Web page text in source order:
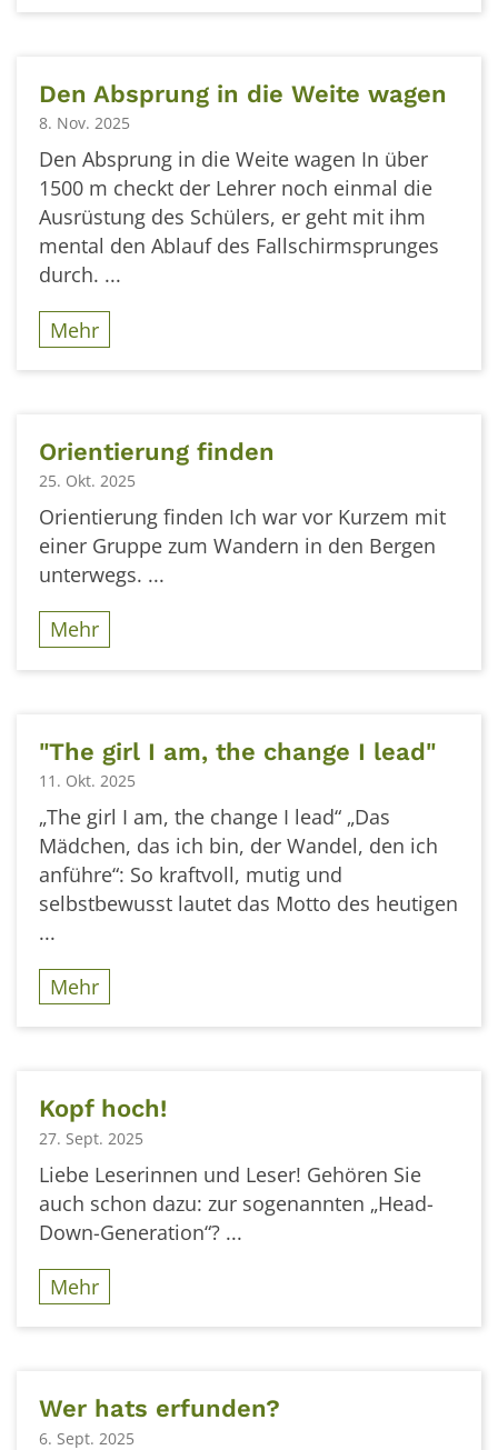
Den Absprung in die Weite wagen
8. Nov. 2025
Den Absprung in die Weite wagen In über
1500 m checkt der Lehrer noch einmal die
Ausrüstung des Schülers, er geht mit ihm
mental den Ablauf des Fallschirmsprunges
durch. ...
Mehr
Orientierung finden
25. Okt. 2025
Orientierung finden Ich war vor Kurzem mit
einer Gruppe zum Wandern in den Bergen
unterwegs. ...
Mehr
"The girl I am, the change I lead"
11. Okt. 2025
„The girl I am, the change I lead“ „Das
Mädchen, das ich bin, der Wandel, den ich
anführe“: So kraftvoll, mutig und
selbstbewusst lautet das Motto des heutigen
...
Mehr
Kopf hoch!
27. Sept. 2025
Liebe Leserinnen und Leser! Gehören Sie
auch schon dazu: zur sogenannten „Head-
Down-Generation“? ...
Mehr
Wer hats erfunden?
6. Sept. 2025